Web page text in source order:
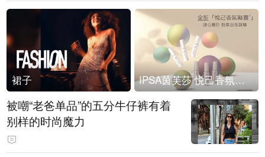
裙子 IPSA茵芙莎 悦己香氛凝露上市
被嘲“老爸单品”的五分牛仔裤有着
别样的时尚魔力